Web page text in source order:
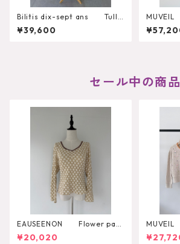
Bilitis dix-sept ans Tulle
Collar Dress
¥39,600
ピース
セール中の商品
EAUSEENON Flower patt
ern cut and sewn
¥20,020
ディガン